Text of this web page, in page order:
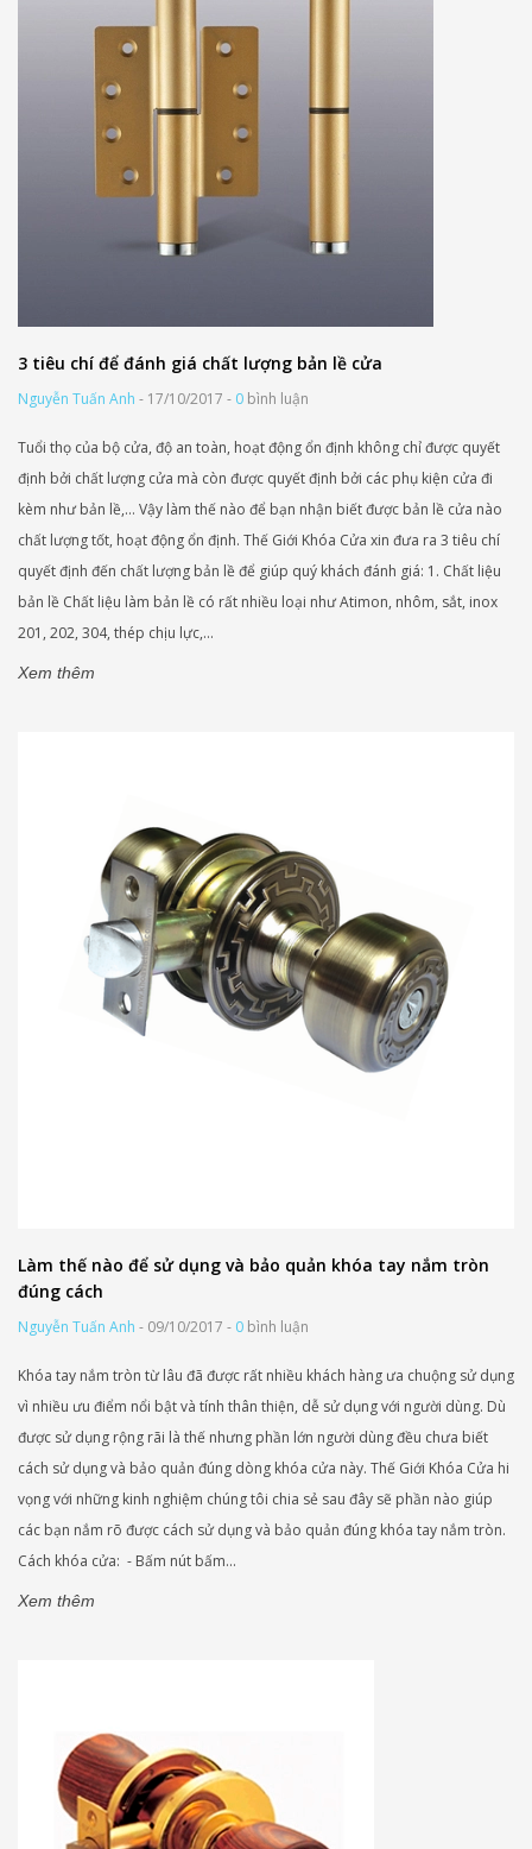
3 tiêu chí để đánh giá chất lượng bản lề cửa
Nguyễn Tuấn Anh - 17/10/2017 - 0 bình luận
Tuổi thọ của bộ cửa, độ an toàn, hoạt động ổn định không chỉ được quyết
định bởi chất lượng cửa mà còn được quyết định bởi các phụ kiện cửa đi
kèm như bản lề,… Vậy làm thế nào để bạn nhận biết được bản lề cửa nào
chất lượng tốt, hoạt động ổn định. Thế Giới Khóa Cửa xin đưa ra 3 tiêu chí
quyết định đến chất lượng bản lề để giúp quý khách đánh giá: 1. Chất liệu
bản lề Chất liệu làm bản lề có rất nhiều loại như Atimon, nhôm, sắt, inox
201, 202, 304, thép chịu lực,...
Xem thêm
Làm thế nào để sử dụng và bảo quản khóa tay nắm tròn
đúng cách
Nguyễn Tuấn Anh - 09/10/2017 - 0 bình luận
Khóa tay nắm tròn từ lâu đã được rất nhiều khách hàng ưa chuộng sử dụng
vì nhiều ưu điểm nổi bật và tính thân thiện, dễ sử dụng với người dùng. Dù
được sử dụng rộng rãi là thế nhưng phần lớn người dùng đều chưa biết
cách sử dụng và bảo quản đúng dòng khóa cửa này. Thế Giới Khóa Cửa hi
vọng với những kinh nghiệm chúng tôi chia sẻ sau đây sẽ phần nào giúp
các bạn nắm rõ được cách sử dụng và bảo quản đúng khóa tay nắm tròn.
Cách khóa cửa: - Bấm nút bấm...
Xem thêm